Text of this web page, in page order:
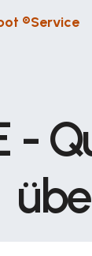
®Service
-